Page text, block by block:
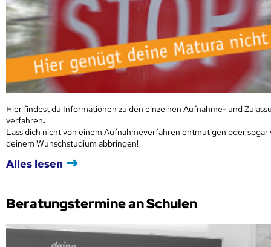
Hier findest du Informationen zu den einzelnen Aufnahme- und
verfahren.
Lass dich nicht von einem Aufnahmeverfahren entmutigen oder sogar
deinem Wunschstudium abbringen!
Alles lesen
Beratungstermine an Schulen